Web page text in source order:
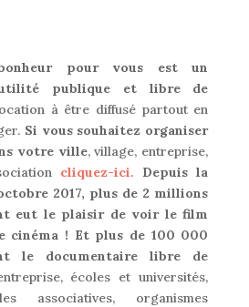
pour vous est un
publique et libre de
à être diffusé partout en
Si vous souhaitez organiser
votre ville, village, entreprise,
cliquez-ici. Depuis la
2017, plus de 2 millions
eut le plaisir de voir le film
cinéma ! Et plus de 100 000
le documentaire libre de
écoles et universités,
associatives, organismes